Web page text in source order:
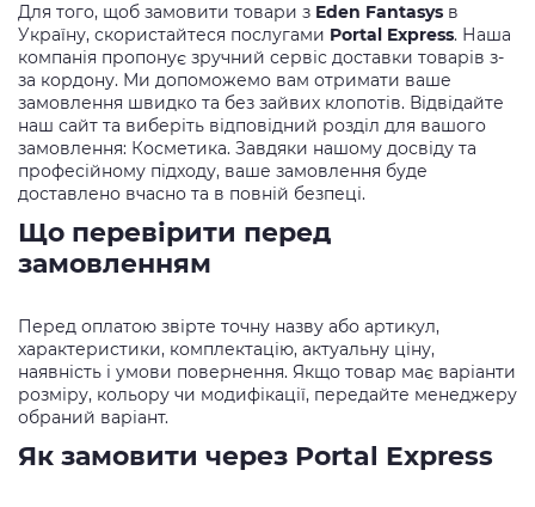
Для того, щоб замовити товари з Eden Fantasys в
Україну, скористайтеся послугами Portal Express. Наша
компанія пропонує зручний сервіс доставки товарів з-
за кордону. Ми допоможемо вам отримати ваше
замовлення швидко та без зайвих клопотів. Відвідайте
наш сайт та виберіть відповідний розділ для вашого
замовлення: Косметика. Завдяки нашому досвіду та
професійному підходу, ваше замовлення буде
доставлено вчасно та в повній безпеці.
Що перевірити перед
замовленням
Перед оплатою звірте точну назву або артикул,
характеристики, комплектацію, актуальну ціну,
наявність і умови повернення. Якщо товар має варіанти
розміру, кольору чи модифікації, передайте менеджеру
обраний варіант.
Як замовити через Portal Express